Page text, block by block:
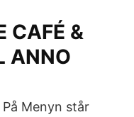
CAFÉ &
ANNO
Menyn står